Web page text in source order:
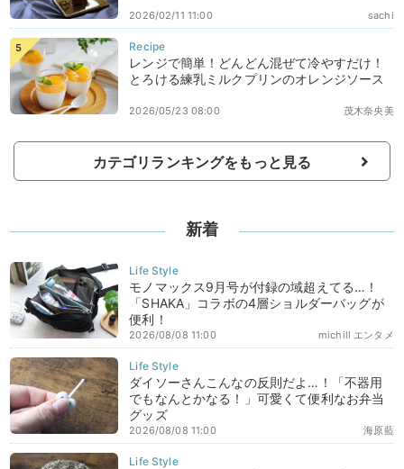
sachi
2026/02/11 11:00
レンジで簡単！どんどん混ぜて冷やすだけ！
とろける練乳ミルクプリンのオレンジソース
茂木奈央美
2026/05/23 08:00
カテゴリランキングをもっと見る
新着
モノマックス9月号が付録の域超えてる…！
「SHAKA」コラボの4層ショルダーバッグが
便利！
michill エンタメ
2026/08/08 11:00
ダイソーさんこんなの反則だよ…！「不器用
でもなんとかなる！」可愛くて便利なお弁当
グッズ
海原藍
2026/08/08 11:00